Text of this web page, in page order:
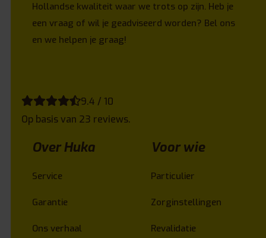
Hollandse kwaliteit waar we trots op zijn. Heb je
een vraag of wil je geadviseerd worden? Bel ons
en we helpen je graag!
9.4 / 10
Op basis van 23 reviews.
Over Huka
Service
Garantie
Ons verhaal
Voor wie
Particulier
Zorginstellingen
Revalidatie